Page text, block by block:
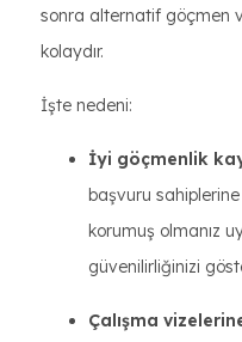
sonra alternatif göçmen
kolaydır.
İşte nedeni:
İyi göçmenlik
başvuru
korumuş olmanız
güvenilirliğinizi
Çalışma